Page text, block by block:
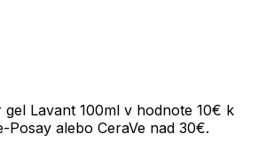
gel Lavant 100ml v hodnote 10€ k
Posay alebo CeraVe nad 30€.